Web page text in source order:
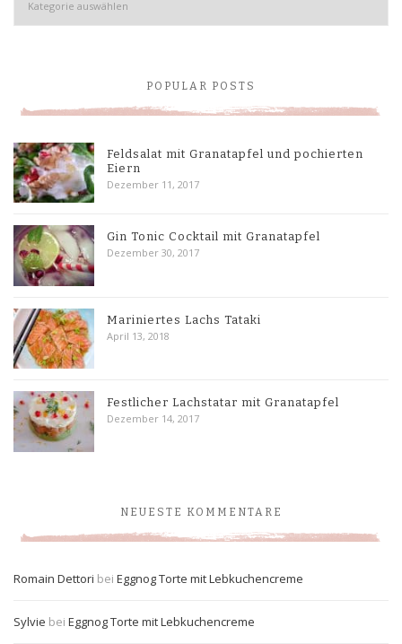
POPULAR POSTS
Feldsalat mit Granatapfel und pochierten
Eiern
Dezember 11, 2017
Gin Tonic Cocktail mit Granatapfel
Dezember 30, 2017
Mariniertes Lachs Tataki
April 13, 2018
Festlicher Lachstatar mit Granatapfel
Dezember 14, 2017
NEUESTE KOMMENTARE
Romain Dettori bei Eggnog Torte mit Lebkuchencreme
Sylvie bei Eggnog Torte mit Lebkuchencreme